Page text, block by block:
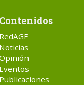
Contenidos
RedAGE
Noticias
Eventos
Publicaciones